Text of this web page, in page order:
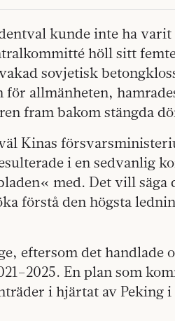
kunde inte ha
höll sitt
sovjetisk
allmänheten,
fram bakom stängda
Kinas
i en sedvanlig
med. Det vill säga
förstå den högsta
eftersom det handlade
En plan som
i hjärtat av Peking i